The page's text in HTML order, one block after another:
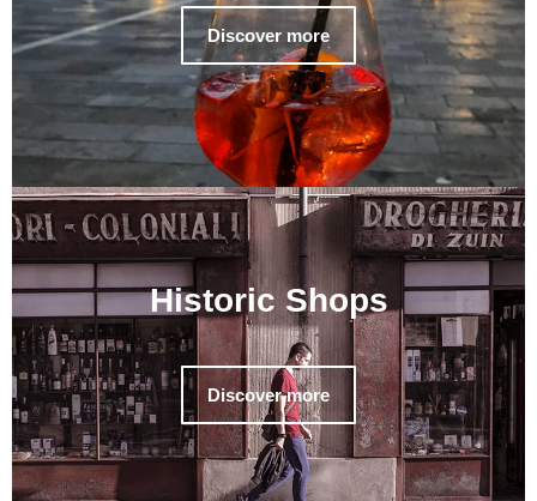
Discover more
Historic Shops
Discover more